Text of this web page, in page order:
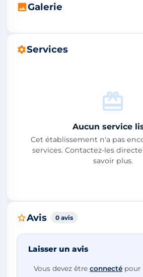
Galerie
Services
Aucun service
Cet établissement n'a pas
services. Contactez-les
savoir plus.
Avis 0 avis
Laisser un avis
Vous devez être connecté pour